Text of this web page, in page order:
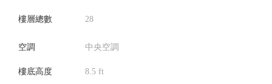
樓層總數 28
空調 中央空調
樓底高度 8.5 ft